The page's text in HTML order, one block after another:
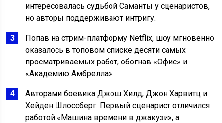
интересовалась судьбой Саманты у сценаристов,
но авторы поддерживают интригу.
Попав на стрим-платформу Netflix, шоу мгновенно
оказалось в топовом списке десяти самых
просматриваемых работ, обогнав «Офис» и
«Академию Амбрелла».
Авторами боевика Джош Хилд, Джон Харвитц и
Хейден Шлоссберг. Первый сценарист отличился
работой «Машина времени в джакузи», а